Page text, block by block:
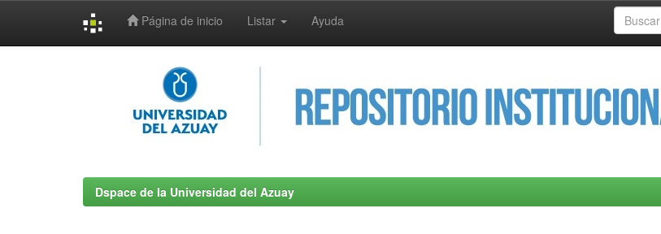
Página de inicio Listar Ayuda
Dspace de la Universidad del Azuay